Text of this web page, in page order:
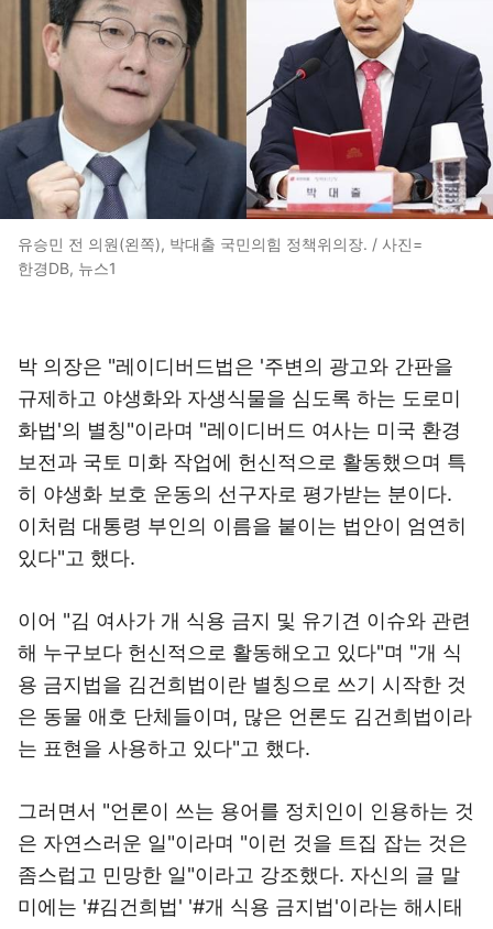
유승민 전 의원(왼쪽), 박대출 국민의힘 정책위의장. / 사진=
한경DB, 뉴스1
박 의장은 "레이디버드법은 '주변의 광고와 간판을
규제하고 야생화와 자생식물을 심도록 하는 도로미
화법'의 별칭"이라며 "레이디버드 여사는 미국 환경
보전과 국토 미화 작업에 헌신적으로 활동했으며 특
히 야생화 보호 운동의 선구자로 평가받는 분이다.
이처럼 대통령 부인의 이름을 붙이는 법안이 엄연히
있다"고 했다.
이어 "김 여사가 개 식용 금지 및 유기견 이슈와 관련
해 누구보다 헌신적으로 활동해오고 있다"며 "개 식
용 금지법을 김건희법이란 별칭으로 쓰기 시작한 것
은 동물 애호 단체들이며, 많은 언론도 김건희법이라
는 표현을 사용하고 있다"고 했다.
그러면서 "언론이 쓰는 용어를 정치인이 인용하는 것
은 자연스러운 일"이라며 "이런 것을 트집 잡는 것은
좀스럽고 민망한 일"이라고 강조했다. 자신의 글 말
미에는 '#김건희법' '#개 식용 금지법'이라는 해시태